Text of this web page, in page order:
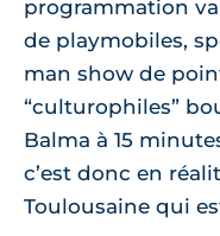
programmation
de playmobiles,
man show de
“culturophiles”
Balma à 15
c’est donc en
Toulousaine qui